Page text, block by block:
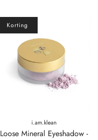
i.am.klean
Loose Mineral Eyeshadow -
Korting